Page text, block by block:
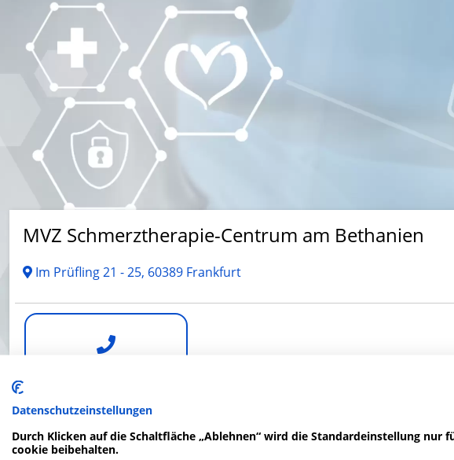
MVZ Schmerztherapie-Centrum am Bethanien
Im Prüfling 21 - 25, 60389 Frankfurt
Datenschutzeinstellungen
Durch Klicken auf die Schaltfläche „Ablehnen“ wird die Standardeinstellung nur
cookie beibehalten.